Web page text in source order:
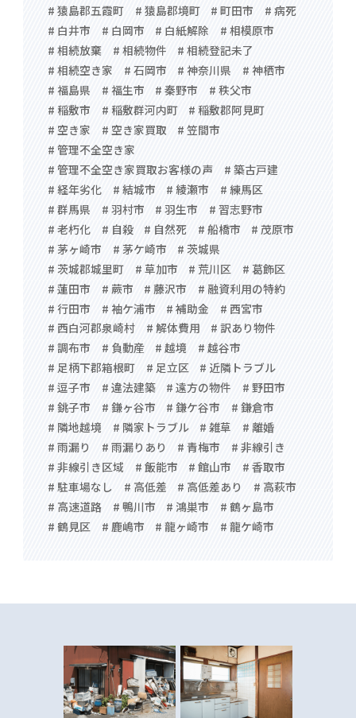
# 猿島郡五霞町
# 猿島郡境町 # 町田市
# 病死
# 白井市
# 白岡市 # 白紙解除
# 相模原市
# 相続放棄
# 相続物件
# 相続登記未了
# 相続空き家
# 石岡市 # 神奈川県
# 神栖市
# 福島県
# 福生市 # 秦野市
# 秩父市
# 稲敷市
# 稲敷群河内町
# 稲敷郡阿見町
# 空き家
# 空き家買取
# 笠間市
# 管理不全空き家
# 管理不全空き家買取お客様の声
# 築古戸建
# 経年劣化
# 結城市 # 綾瀬市
# 練馬区
# 群馬県
# 羽村市 # 羽生市
# 習志野市
# 老朽化
# 自殺 # 自然死 # 船橋市
# 茂原市
# 茅ヶ崎市
# 茅ケ崎市
# 茨城県
# 茨城郡城里町
# 草加市 # 荒川区
# 葛飾区
# 蓮田市
# 蕨市 # 藤沢市
# 融資利用の特約
# 行田市
# 袖ケ浦市 # 補助金
# 西宮市
# 西白河郡泉崎村
# 解体費用
# 訳あり物件
# 調布市
# 負動産 # 越境
# 越谷市
# 足柄下郡箱根町
# 足立区
# 近隣トラブル
# 逗子市
# 違法建築 # 遠方の物件
# 野田市
# 銚子市
# 鎌ヶ谷市 # 鎌ケ谷市
# 鎌倉市
# 隣地越境
# 隣家トラブル # 雑草
# 離婚
# 雨漏り
# 雨漏りあり # 青梅市
# 非線引き
# 非線引き区域
# 飯能市 # 館山市
# 香取市
# 駐車場なし
# 高低差 # 高低差あり
# 高萩市
# 高速道路
# 鴨川市 # 鴻巣市
# 鶴ヶ島市
# 鶴見区
# 鹿嶋市 # 龍ヶ崎市 # 龍ケ崎市